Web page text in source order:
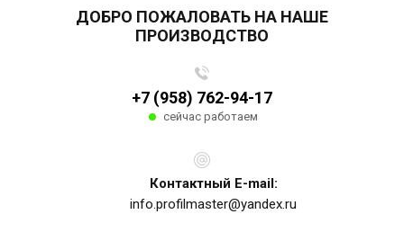
Контактный E-mail:
info.profilmaster@yandex.ru
+7 (958) 762-94-17
сейчас работаем
ДОБРО ПОЖАЛОВАТЬ НА НАШЕ
ПРОИЗВОДСТВО